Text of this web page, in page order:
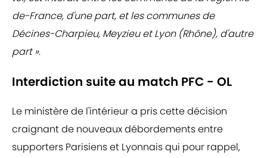
de-France, d'une part, et les communes de
Décines-Charpieu, Meyzieu et Lyon (Rhône), d'autre
part ».
Interdiction suite au match PFC - OL
Le ministère de l'intérieur a pris cette décision
craignant de nouveaux débordements entre
supporters Parisiens et Lyonnais qui pour rappel,